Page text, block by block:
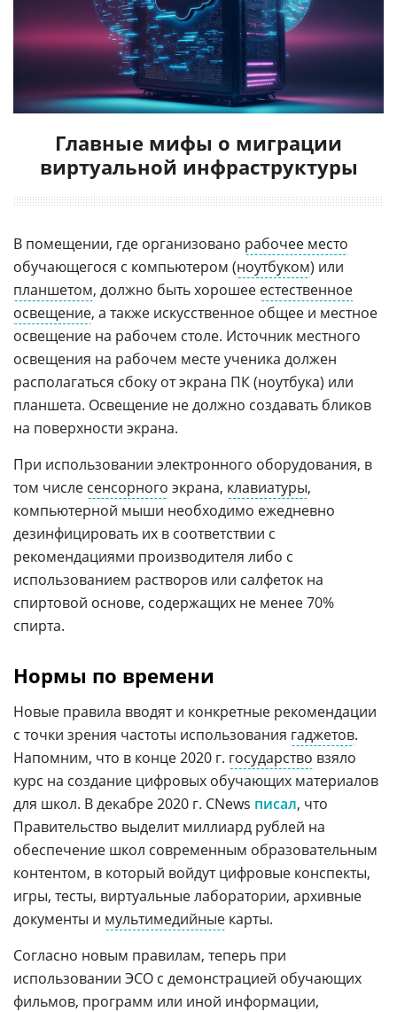
Главные мифы о миграции
виртуальной инфраструктуры
В помещении, где организовано рабочее место
обучающегося с компьютером (ноутбуком) или
планшетом, должно быть хорошее естественное
освещение, а также искусственное общее и местное
освещение на рабочем столе. Источник местного
освещения на рабочем месте ученика должен
располагаться сбоку от экрана ПК (ноутбука) или
планшета. Освещение не должно создавать бликов
на поверхности экрана.
При использовании электронного оборудования, в
том числе сенсорного экрана, клавиатуры,
компьютерной мыши необходимо ежедневно
дезинфицировать их в соответствии с
рекомендациями производителя либо с
использованием растворов или салфеток на
спиртовой основе, содержащих не менее 70%
спирта.
Нормы по времени
Новые правила вводят и конкретные рекомендации
с точки зрения частоты использования гаджетов.
Напомним, что в конце 2020 г. государство взяло
курс на создание цифровых обучающих материалов
для школ. В декабре 2020 г. CNews писал, что
Правительство выделит миллиард рублей на
обеспечение школ современным образовательным
контентом, в который войдут цифровые конспекты,
игры, тесты, виртуальные лаборатории, архивные
документы и мультимедийные карты.
Согласно новым правилам, теперь при
использовании ЭСО с демонстрацией обучающих
фильмов, программ или иной информации,